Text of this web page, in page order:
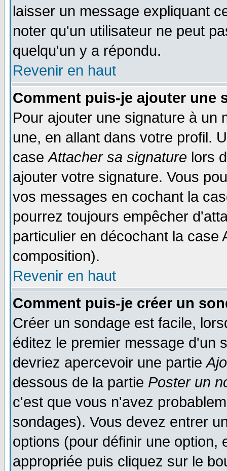
laisser un message expliquant
noter qu'un utilisateur ne peut
quelqu'un y a répondu.
Revenir en haut
Comment puis-je ajouter une
Pour ajouter une signature à un
une, en allant dans votre profil.
caseAttacher sa signature lors
ajouter votre signature. Vous
vos messages en cochant la
pourrez toujours empêcher
particulier en décochant la
composition).
Revenir en haut
Comment puis-je créer un
Créer un sondage est facile,
éditez le premier message d'un
devriez apercevoir une partie
dessous de la partie Poster un
c'est que vous n'avez
sondages). Vous devez entrer
options (pour définir une option,
appropriée puis cliquez sur le